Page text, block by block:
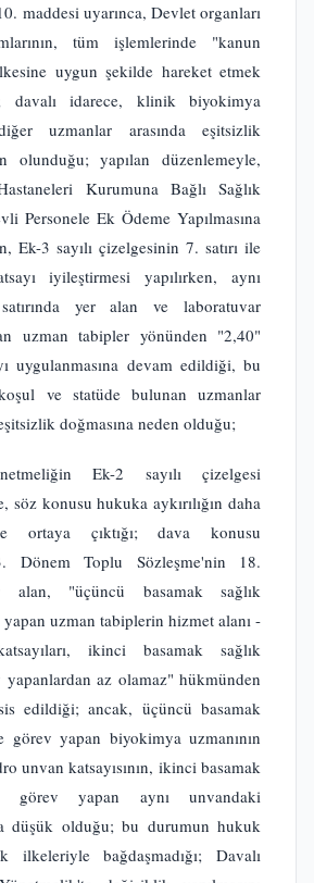
maddesi uyarınca, Devlet organları
tüm işlemlerinde "kanun
uygun şekilde hareket etmek
davalı idarece, klinik biyokimya
uzmanlar arasında eşitsizlik
olunduğu; yapılan düzenlemeyle,
Kurumuna Bağlı Sağlık
Personele Ek Ödeme Yapılmasına
Ek-3 sayılı çizelgesinin 7. satırı ile
iyileştirmesi yapılırken, aynı
yer alan ve laboratuvar
uzman tabipler yönünden "2,40"
uygulanmasına devam edildiği, bu
ve statüde bulunan uzmanlar
doğmasına neden olduğu;
Ek-2 sayılı çizelgesi
söz konusu hukuka aykırılığın daha
ortaya çıktığı; dava konusu
Dönem Toplu Sözleşme'nin 18.
alan, "üçüncü basamak sağlık
uzman tabiplerin hizmet alanı -
ikinci basamak sağlık
yapanlardan az olamaz" hükmünden
edildiği; ancak, üçüncü basamak
görev yapan biyokimya uzmanının
unvan katsayısının, ikinci basamak
görev yapan aynı unvandaki
düşük olduğu; bu durumun hukuk
bağdaşmadığı; Davalı